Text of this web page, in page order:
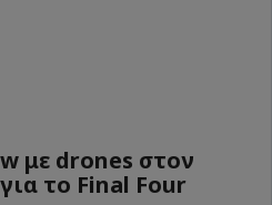
με drones στον
το Final Four